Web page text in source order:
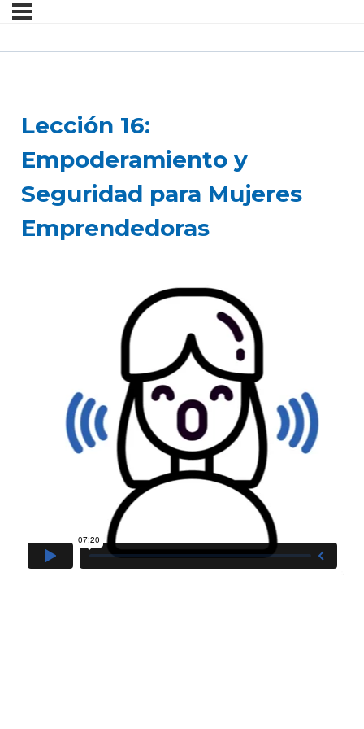
Lección 16:
Empoderamiento y
Seguridad para Mujeres
Emprendedoras